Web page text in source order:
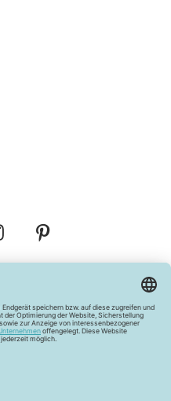
Vertrag widerrufen